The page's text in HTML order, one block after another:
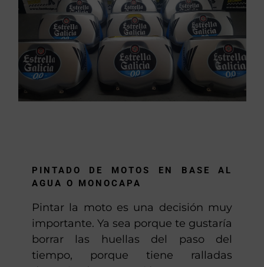
PINTADO DE MOTOS EN BASE AL
AGUA O MONOCAPA
Pintar la moto es una decisión muy
importante. Ya sea porque te gustaría
borrar las huellas del paso del
tiempo, porque tiene ralladas